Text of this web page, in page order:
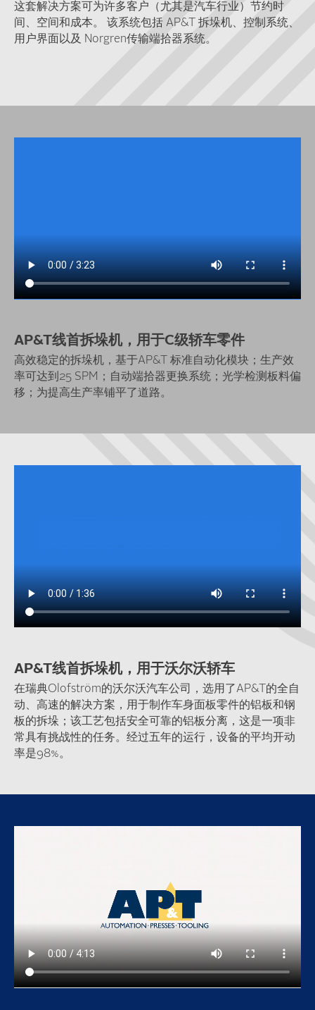
这套解决方案可为许多客户（尤其是汽车行业）节约时
间、空间和成本。 该系统包括 AP&T 拆垛机、控制系统、
用户界面以及 Norgren传输端拾器系统。
AP&T线首拆垛机，用于C级轿车零件
高效稳定的拆垛机，基于AP&T 标准自动化模块；生产效
率可达到25 SPM；自动端拾器更换系统；光学检测板料偏
移；为提高生产率铺平了道路。
AP&T线首拆垛机，用于沃尔沃轿车
在瑞典Olofström的沃尔沃汽车公司，选用了AP&T的全自
动、高速的解决方案，用于制作车身面板零件的铝板和钢
板的拆垛；该工艺包括安全可靠的铝板分离，这是一项非
常具有挑战性的任务。经过五年的运行，设备的平均开动
率是98%。